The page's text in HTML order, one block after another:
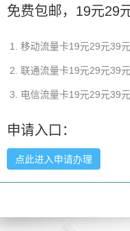
免费包邮，19元29
移动流量卡19元29元39
联通流量卡19元29元39
电信流量卡19元29元39
申请入口：
点此进入申请办理